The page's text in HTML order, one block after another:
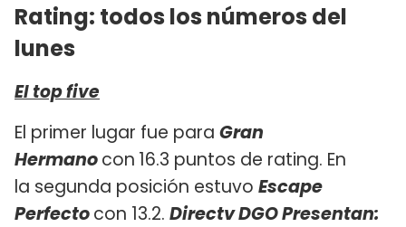
Rating: todos los números del
lunes
El top five
El primer lugar fue para Gran
Hermanocon 16.3 puntos de rating. En
la segunda posición estuvo Escape
Perfectocon 13.2. Directv DGO Presentan: